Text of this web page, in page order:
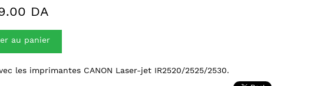
DA
au panier
les imprimantes CANON Laser-jet IR2520/2525/2530.